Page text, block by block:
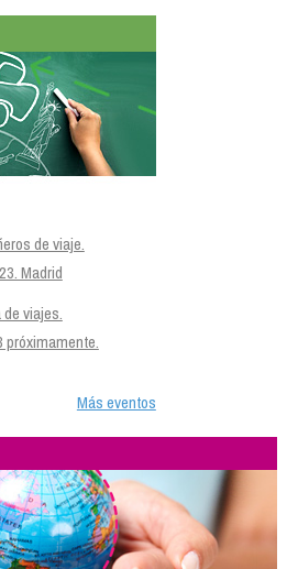
de viaje.
Madrid
viajes.
próximamente.
Más eventos